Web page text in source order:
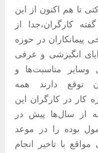
تا هم اکنون از این
کارگران،جدا از
پیمانکاران در حوزه
انگیزشی و عرفی
وسایر مناسبت‌ها و
توقع دارند همه
کار در کارگران این
از سال‌ها پیش در
بوده را در موعد
با تاخیر انجام